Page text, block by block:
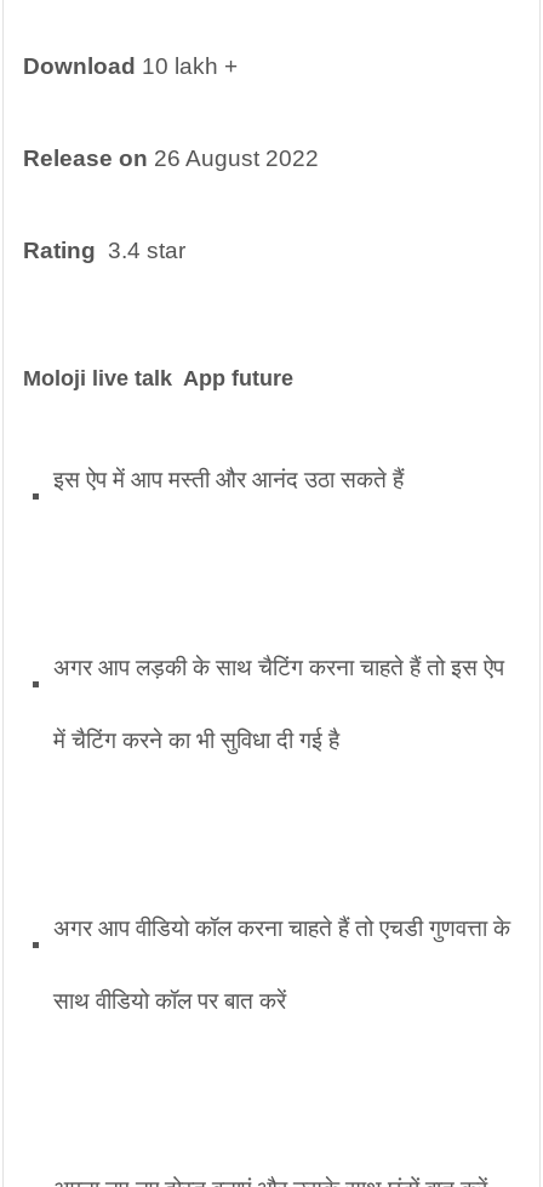
Download 10 lakh +
Release on 26 August 2022
Rating 3.4 star
Moloji live talk  App future
इस ऐप में आप मस्ती और आनंद उठा सकते हैं
अगर आप लड़की के साथ चैटिंग करना चाहते हैं तो इस ऐप
में चैटिंग करने का भी सुविधा दी गई है
अगर आप वीडियो कॉल करना चाहते हैं तो एचडी गुणवत्ता के
साथ वीडियो कॉल पर बात करें